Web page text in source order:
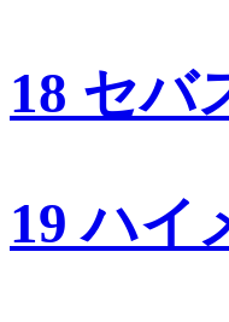
18 セバ
19 ハイ